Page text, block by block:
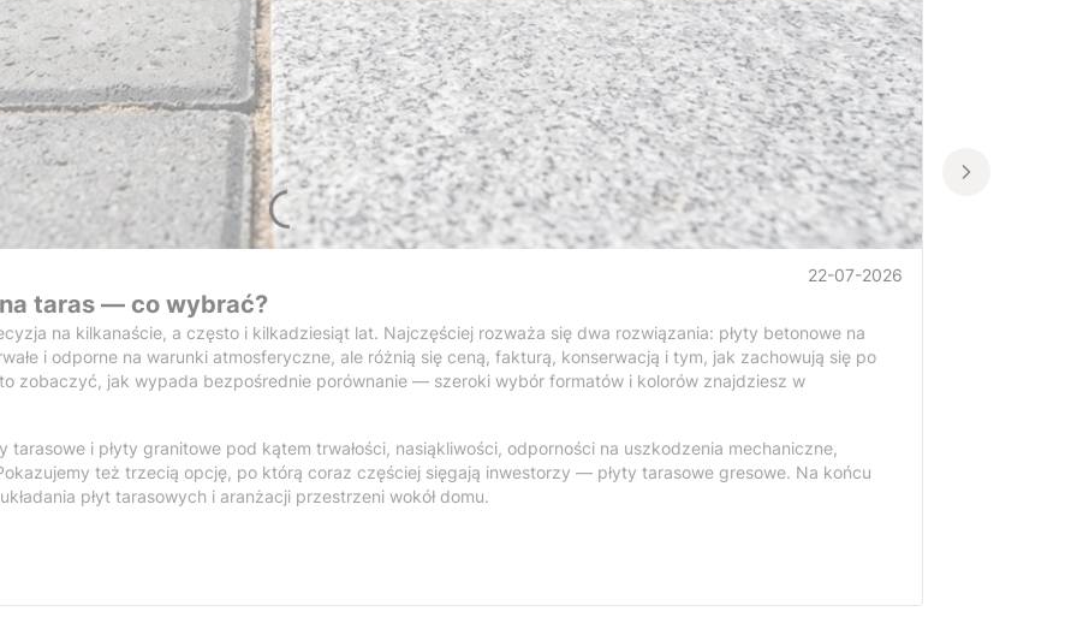
22-07-2026
taras — co wybrać?
na kilkanaście, a często i kilkadziesiąt lat. Najczęściej rozważa się dwa rozwiązania: płyty betonowe na
i odporne na warunki atmosferyczne, ale różnią się ceną, fakturą, konserwacją i tym, jak zachowują się po
zobaczyć, jak wypada bezpośrednie porównanie — szeroki wybór formatów i kolorów znajdziesz w
i płyty granitowe pod kątem trwałości, nasiąkliwości, odporności na uszkodzenia mechaniczne,
też trzecią opcję, po którą coraz częściej sięgają inwestorzy — płyty tarasowe gresowe. Na końcu
płyt tarasowych i aranżacji przestrzeni wokół domu.